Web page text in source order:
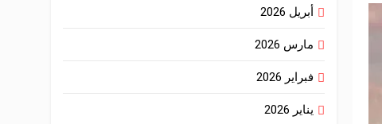
أبريل 2026
مارس 2026
فبراير 2026
يناير 2026